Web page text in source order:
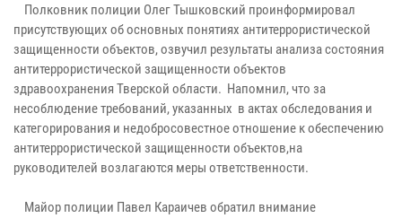
Полковник полиции Олег Тышковский проинформировал
присутствующих об основных понятиях антитеррористической
защищенности объектов, озвучил результаты анализа состояния
антитеррористической защищенности объектов
здравоохранения Тверской области. Напомнил, что за
несоблюдение требований, указанных в актах обследования и
категорирования и недобросовестное отношение к обеспечению
антитеррористической защищенности объектов,на
руководителей возлагаются меры ответственности.
Майор полиции Павел Караичев обратил внимание